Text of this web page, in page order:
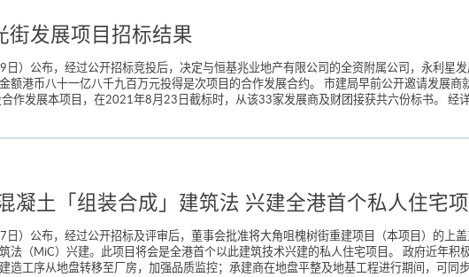
发展项目招标结果
）公布，经过公开招标竞投后，决定与恒基兆业地产有限公司的全资附属公司，永利星
额港币八十一亿八千九百万元投得是次项目的合作发展合约。 市建局早前公开邀请发展
作发展本项目，在2021年8月23日截标时，从该33家发展商及财团接获共六份标书。 经
凝土「组装合成」建筑法 兴建全港首个私人住宅
）公布，经过公开招标及评审后，董事会批准将大角咀槐树街重建项目（本项目）的上
法（MiC）兴建。此项目将会是全港首个以此建筑技术兴建的私人住宅项目。 政府近年
造工序从地盘转移至厂房，加强品质监控；承建商在地盘平整及地基工程进行期间，可同